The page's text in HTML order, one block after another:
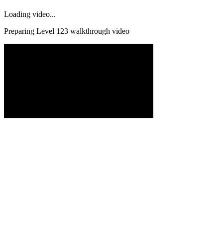
Loading video...
Preparing Level 123 walkthrough video